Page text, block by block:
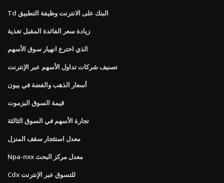
Td البنك على الانترنت وظيفة التطبيق
زيادة سعر الفائدة المقبل تغذية
الذي اخترع انهيار سوق الأسهم
تصنيف شركات تداول الأسهم عبر الإنترنت
أسعار الذهب والفضة في بيون
قيمة السوق البزموت
تجارة الأسهم في السوق الثالثة
معدل استئجار سقف المنزل
Npa-nxx معدل مركز البحث
Cdx للتسوق عبر الإنترنت